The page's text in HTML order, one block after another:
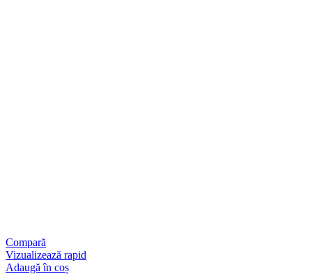
Compară
Vizualizează rapid
Adaugă în coș